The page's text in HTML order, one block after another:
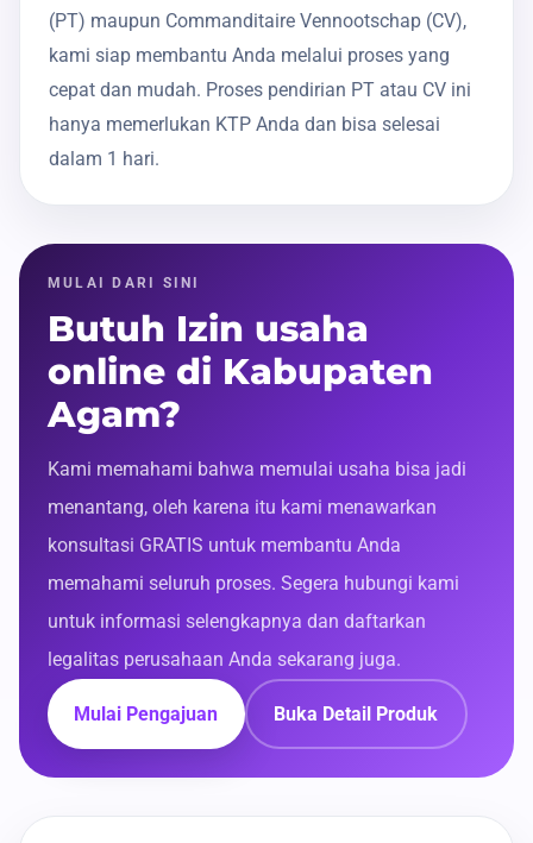
(PT) maupun Commanditaire Vennootschap (CV),
kami siap membantu Anda melalui proses yang
cepat dan mudah. Proses pendirian PT atau CV ini
hanya memerlukan KTP Anda dan bisa selesai
dalam 1 hari.
MULAI DARI SINI
Butuh Izin usaha
online di Kabupaten
Agam?
Kami memahami bahwa memulai usaha bisa jadi
menantang, oleh karena itu kami menawarkan
konsultasi GRATIS untuk membantu Anda
memahami seluruh proses. Segera hubungi kami
untuk informasi selengkapnya dan daftarkan
legalitas perusahaan Anda sekarang juga.
Mulai Pengajuan Buka Detail Produk